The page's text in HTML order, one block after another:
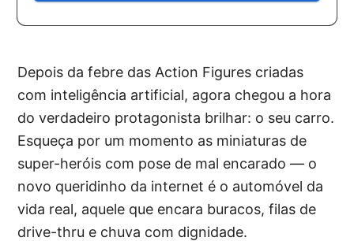
Depois da febre das Action Figures criadas
com inteligência artificial, agora chegou a hora
do verdadeiro protagonista brilhar: o seu carro.
Esqueça por um momento as miniaturas de
super-heróis com pose de mal encarado — o
novo queridinho da internet é o automóvel da
vida real, aquele que encara buracos, filas de
drive-thru e chuva com dignidade.